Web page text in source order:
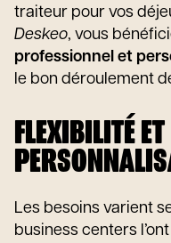
traiteur pour vos
Deskeo, vous
professionnel et
le bon déroulement
FLEXIBILITÉ ET
Les besoins varient
business centers